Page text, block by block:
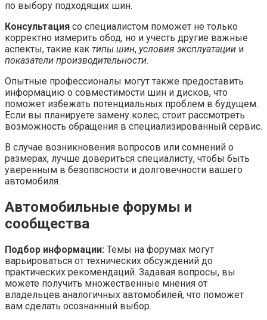
по выбору подходящих шин.
Консультация со специалистом поможет не только
корректно измерить обод, но и учесть другие важные
аспекты, такие как типы шин, условия эксплуатации и
показатели производительности.
Опытные профессионалы могут также предоставить
информацию о совместимости шин и дисков, что
поможет избежать потенциальных проблем в будущем.
Если вы планируете замену колес, стоит рассмотреть
возможность обращения в специализированный сервис.
В случае возникновения вопросов или сомнений о
размерах, лучше довериться специалисту, чтобы быть
уверенным в безопасности и долговечности вашего
автомобиля.
Автомобильные форумы и
сообщества
Подбор информации: Темы на форумах могут
варьироваться от технических обсуждений до
практических рекомендаций. Задавая вопросы, вы
можете получить множественные мнения от
владельцев аналогичных автомобилей, что поможет
вам сделать осознанный выбор.